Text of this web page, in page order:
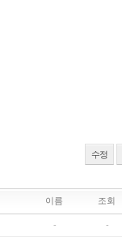
수정